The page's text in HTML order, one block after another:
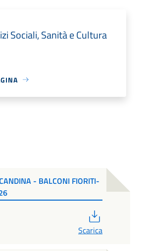
Sociali, Sanità e Cultura
- BALCONI FIORITI-
Scarica